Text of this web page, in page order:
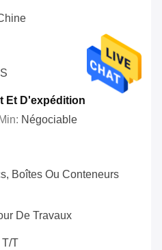
Et D'expédition
Négociable
Boîtes Ou Conteneurs
De Travaux
T/T